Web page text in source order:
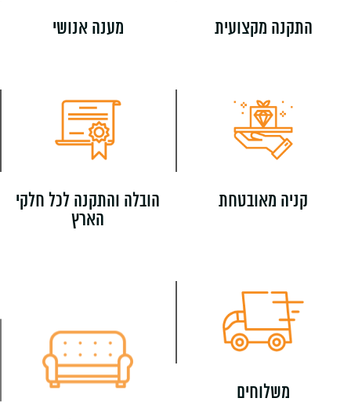
התקנה מקצועית מענה אנושי
קניה מאובטחת
הובלה והתקנה לכל חלקי
הארץ
משלוחים
מגוון רחב של לוחות